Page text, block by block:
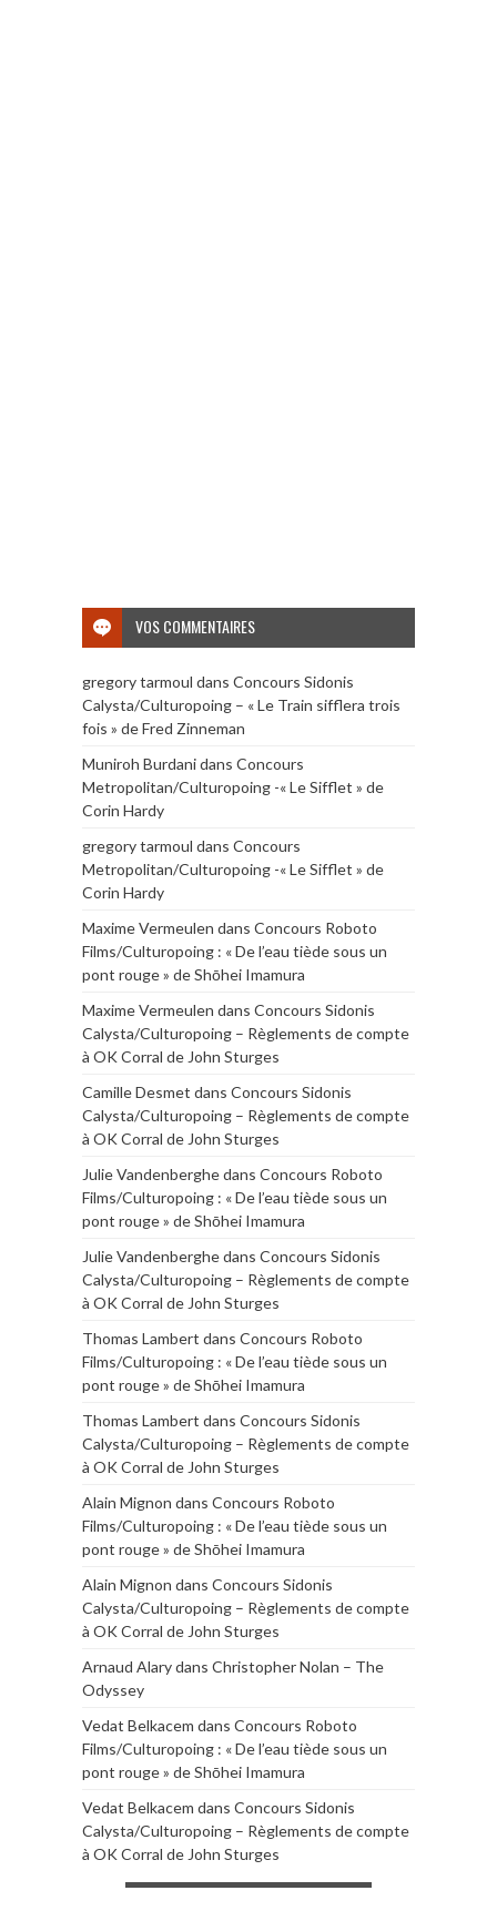
VOS COMMENTAIRES
gregory tarmoul dans Concours Sidonis
Calysta/Culturopoing – « Le Train sifflera trois
fois » de Fred Zinneman
Muniroh Burdanidans Concours
Metropolitan/Culturopoing -« Le Sifflet » de
Corin Hardy
gregory tarmoul dans Concours
Metropolitan/Culturopoing -« Le Sifflet » de
Corin Hardy
Maxime Vermeulen dans Concours Roboto
Films/Culturopoing : « De l’eau tiède sous un
pont rouge » de Shōhei Imamura
Maxime Vermeulen dans Concours Sidonis
Calysta/Culturopoing – Règlements de compte
à OK Corral de John Sturges
Camille Desmet dans Concours Sidonis
Calysta/Culturopoing – Règlements de compte
à OK Corral de John Sturges
Julie Vandenberghedans Concours Roboto
Films/Culturopoing : « De l’eau tiède sous un
pont rouge » de Shōhei Imamura
Julie Vandenberghedans Concours Sidonis
Calysta/Culturopoing – Règlements de compte
à OK Corral de John Sturges
Thomas Lambert dans Concours Roboto
Films/Culturopoing : « De l’eau tiède sous un
pont rouge » de Shōhei Imamura
Thomas Lambert dans Concours Sidonis
Calysta/Culturopoing – Règlements de compte
à OK Corral de John Sturges
Alain Mignon dans Concours Roboto
Films/Culturopoing : « De l’eau tiède sous un
pont rouge » de Shōhei Imamura
Alain Mignon dans Concours Sidonis
Calysta/Culturopoing – Règlements de compte
à OK Corral de John Sturges
Arnaud Alarydans Christopher Nolan – The
Odyssey
Vedat Belkacem dans Concours Roboto
Films/Culturopoing : « De l’eau tiède sous un
pont rouge » de Shōhei Imamura
Vedat Belkacem dans Concours Sidonis
Calysta/Culturopoing – Règlements de compte
à OK Corral de John Sturges